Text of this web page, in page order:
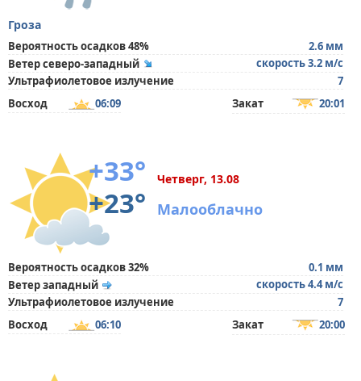
Гроза
Вероятность осадков 48%
2.6 мм
Ветер северо-западный
скорость 3.2 м/с
Ультрафиолетовое излучение
7
Восход
06:09 Закат 20:01
+33°
+23°
Четверг, 13.08
Малооблачно
Вероятность осадков 32%
0.1 мм
Ветер западный
скорость 4.4 м/с
Ультрафиолетовое излучение
7
Восход
06:10 Закат 20:00